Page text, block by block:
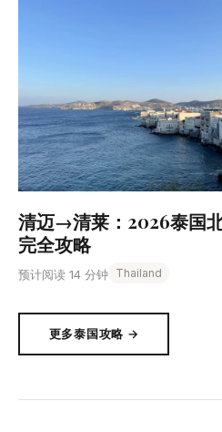
清迈→清莱：2026泰国
完全攻略
预计阅读 14 分钟 Thailand
更多泰国攻略 →